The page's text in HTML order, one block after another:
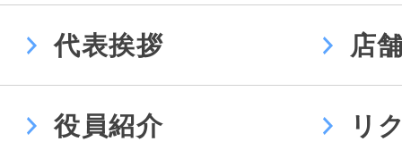
代表挨拶 店
役員紹介 リ